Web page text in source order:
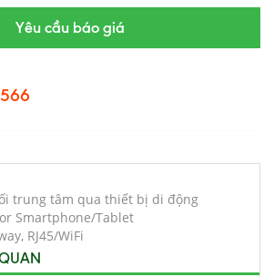
Yêu cầu báo giá
trung tâm qua thiết bị di động
Smartphone/Tablet
RJ45/WiFi